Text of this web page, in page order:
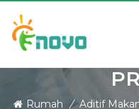
Rumah / Aditif